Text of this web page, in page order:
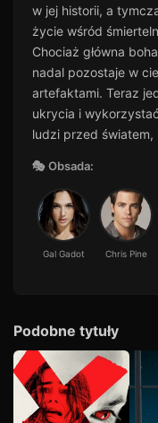
w jej historii, a
życie wśród
Chociaż główna
nadal pozostaje w
artefaktami. Teraz
ukrycia i
ludzi przed
🎭 Obsada:
Gal Gadot Chris Pine
Podobne tytuły